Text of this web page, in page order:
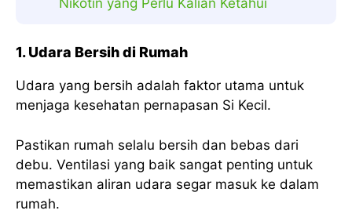
1. Udara Bersih di Rumah
Udara yang bersih adalah faktor utama untuk
menjaga kesehatan pernapasan Si Kecil.
Pastikan rumah selalu bersih dan bebas dari
debu. Ventilasi yang baik sangat penting untuk
memastikan aliran udara segar masuk ke dalam
rumah.